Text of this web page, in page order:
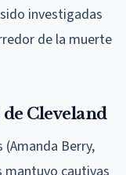
investigadas
de la muerte
Cleveland
Berry,